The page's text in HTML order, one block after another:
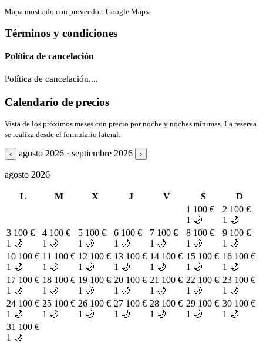
Mapa mostrado con proveedor: Google Maps.
Términos y condiciones
Política de cancelación
Política de cancelación....
Calendario de precios
Vista de los próximos meses con precio por noche y noches mínimas. La reserva
se realiza desde el formulario lateral.
‹ agosto 2026 · septiembre 2026 ›
agosto 2026
L M X J V S
D
1 100 €
1 🌙
2 100 €
1 🌙
3 100 €
1 🌙
4 100 €
1 🌙
5 100 €
1 🌙
6 100 €
1 🌙
7 100 €
1 🌙
8 100 €
1 🌙
9 100 €
1 🌙
10 100 €
1 🌙
11 100 €
1 🌙
12 100 €
1 🌙
13 100 €
1 🌙
14 100 €
1 🌙
15 100 €
1 🌙
16 100 €
1 🌙
17 100 €
1 🌙
18 100 €
1 🌙
19 100 €
1 🌙
20 100 €
1 🌙
21 100 €
1 🌙
22 100 €
1 🌙
23 100 €
1 🌙
24 100 €
1 🌙
25 100 €
1 🌙
26 100 €
1 🌙
27 100 €
1 🌙
28 100 €
1 🌙
29 100 €
1 🌙
30 100 €
1 🌙
31 100 €
1 🌙